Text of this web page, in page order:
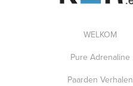
WELKOM
Pure Adrenaline
Paarden Verhalen